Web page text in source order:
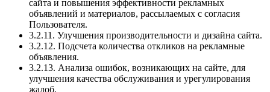
сайта и повышения эффективности рекламных
объявлений и материалов, рассылаемых с согласия
Пользователя.
3.2.11. Улучшения производительности и дизайна сайта.
3.2.12. Подсчета количества откликов на рекламные
объявления.
3.2.13. Анализа ошибок, возникающих на сайте, для
улучшения качества обслуживания и урегулирования
жалоб.